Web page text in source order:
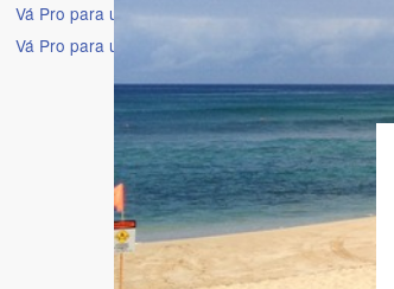
Vá Pro para uma experiência sem anúncios
Vá Pro para uma experiência sem anúncios